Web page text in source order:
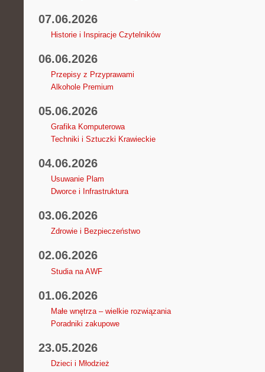
07.06.2026
Historie i Inspiracje Czytelników
06.06.2026
Przepisy z Przyprawami
Alkohole Premium
05.06.2026
Grafika Komputerowa
Techniki i Sztuczki Krawieckie
04.06.2026
Usuwanie Plam
Dworce i Infrastruktura
03.06.2026
Zdrowie i Bezpieczeństwo
02.06.2026
Studia na AWF
01.06.2026
Małe wnętrza – wielkie rozwiązania
Poradniki zakupowe
23.05.2026
Dzieci i Młodzież